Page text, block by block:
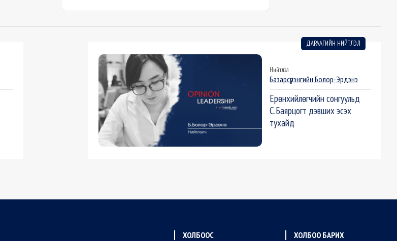
ДАРААГИЙН НИЙТЛЭЛ
Нийтлэл
Базарсүрэнгийн Болор-Эрдэнэ
Ерөнхийлөгчийн сонгуульд
С.Баярцогт дэвших эсэх
тухайд
ХОЛБООС ХОЛБОО БАРИХ